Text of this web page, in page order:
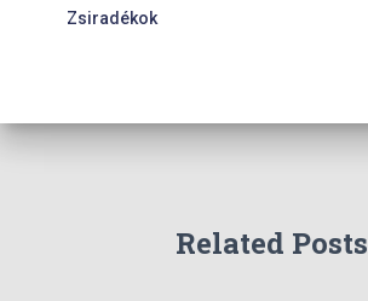
Zsiradékok
Related Posts